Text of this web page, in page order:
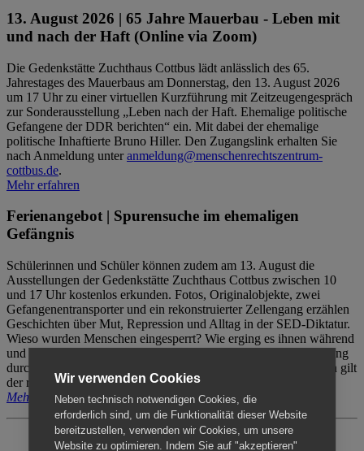
13. August 2026 | 65 Jahre Mauerbau - Leben mit
und nach der Haft (Online via Zoom)
Die Gedenkstätte Zuchthaus Cottbus lädt anlässlich des 65.
Jahrestages des Mauerbaus am Donnerstag, den 13. August 2026
um 17 Uhr zu einer virtuellen Kurzführung mit Zeitzeugengespräch
zur Sonderausstellung „Leben nach der Haft. Ehemalige politische
Gefangene der DDR berichten“ ein. Mit dabei der ehemalige
politische Inhaftierte Bruno Hiller. Den Zugangslink erhalten Sie
nach Anmeldung unteranmeldung@menschenrechtszentrum-
cottbus.de.
Mehr erfahren
Ferienangebot | Spurensuche im ehemaligen
Gefängnis
Schülerinnen und Schüler können zudem am 13. August die
Ausstellungen der Gedenkstätte Zuchthaus Cottbus zwischen 10
und 17 Uhr kostenlos erkunden. Fotos, Originalobjekte, zwei
Gefangenentransporter und ein rekonstruierter Zellengang erzählen
Geschichten über Mut, Repression und Alltag in der SED-Diktatur.
Wieso wurden Menschen eingesperrt? Wie erging es ihnen während
und nach der Haft? Der Besuch erfolgt individuell ohne Betreuung
durch das Menschenrechtszentrum Cottbus. Für Begleitpersonen gilt
der reguläre Eintritt (8€ / ermäßigt 5€).
Mehr erfahren
Wir verwenden Cookies
Neben technisch notwendigen Cookies, die
erforderlich sind, um die Funktionalität dieser Website
bereitzustellen, verwenden wir Cookies, um unsere
Website zu optimieren. Indem Sie auf "akzeptieren"